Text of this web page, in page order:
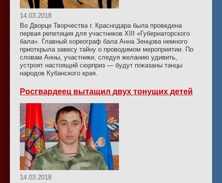
14.03.2018
Во Дворце Творчества г. Краснодара была проведена
первая репетиция для участников XIII «Губернаторского
бала». Главный хореограф бала Анна Зенцова немного
приоткрыла завесу тайну о проводимом мероприятии. По
словам Анны, участники, следуя желанию удивить,
устроят настоящий сюрприз — будут показаны танцы
народов Кубанского края.
Росгвардеец вытащил двух тонущих детей
14.03.2018